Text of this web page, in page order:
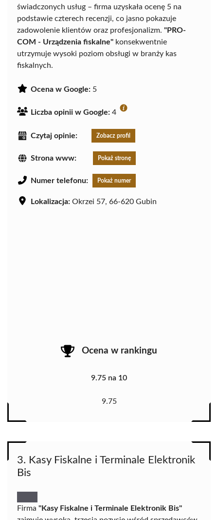
świadczonych usług – firma uzyskała ocenę 5 na
podstawie czterech recenzji, co jasno pokazuje
zadowolenie klientów oraz profesjonalizm. "PRO-
COM - Urządzenia fiskalne" konsekwentnie
utrzymuje wysoki poziom obsługi w branży kas
fiskalnych.
Ocena w Google: 5
Liczba opinii w Google: 4
Czytaj opinie: Zobacz profil
Strona www: Pokaż stronę
Numer telefonu: Pokaż numer
Lokalizacja: Okrzei 57, 66-620 Gubin
Ocena w rankingu
9.75 na 10
9.75
3. Kasy Fiskalne i Terminale Elektronik
Bis
Firma "Kasy Fiskalne i Terminale Elektronik Bis"